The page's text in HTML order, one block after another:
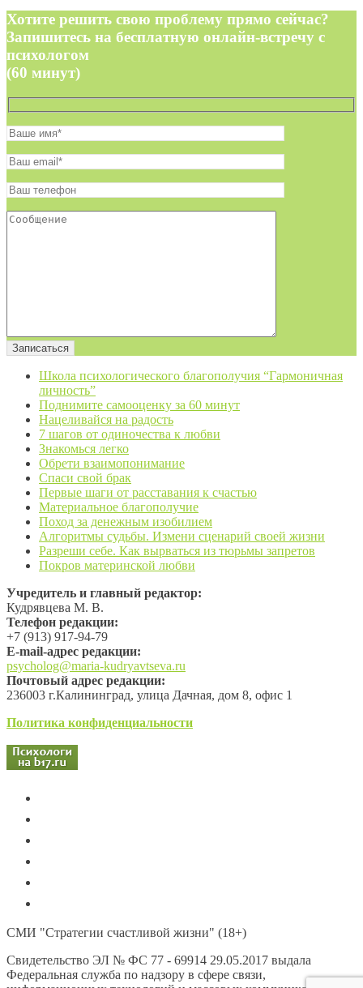
Хотите решить свою проблему прямо сейчас?
Запишитесь на бесплатную онлайн-встречу с
психологом
(60 минут)
Школа психологического благополучия “Гармоничная
личность”
Поднимите самооценку за 60 минут
Нацеливайся на радость
7 шагов от одиночества к любви
Знакомься легко
Обрети взаимопонимание
Спаси свой брак
Первые шаги от расставания к счастью
Материальное благополучие
Поход за денежным изобилием
Алгоритмы судьбы. Измени сценарий своей жизни
Разреши себе. Как вырваться из тюрьмы запретов
Покров материнской любви
Учредитель и главный редактор:
Кудрявцева М. В.
Телефон редакции:
+7 (913) 917-94-79
Е-mail-адрес редакции:
psycholog@maria-kudryavtseva.ru
Почтовый адрес редакции:
236003 г.Калининград, улица Дачная, дом 8, офис 1
Политика конфиденциальности
СМИ "Стратегии счастливой жизни" (18+)
Свидетельство ЭЛ № ФС 77 - 69914 29.05.2017 выдала
Федеральная служба по надзору в сфере связи,